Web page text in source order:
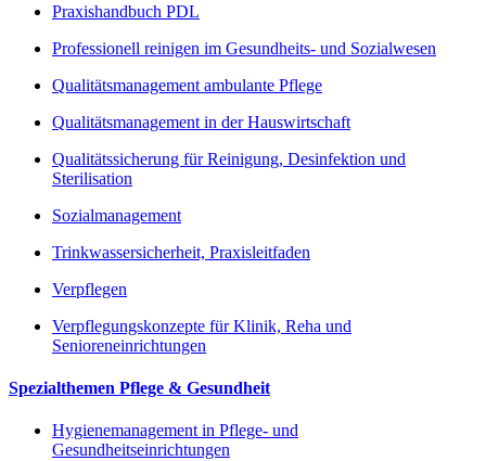
Praxishandbuch PDL
Professionell reinigen im Gesundheits- und Sozialwesen
Qualitätsmanagement ambulante Pflege
Qualitätsmanagement in der Hauswirtschaft
Qualitätssicherung für Reinigung, Desinfektion und
Sterilisation
Sozialmanagement
Trinkwassersicherheit, Praxisleitfaden
Verpflegen
Verpflegungskonzepte für Klinik, Reha und
Senioreneinrichtungen
Spezialthemen Pflege & Gesundheit
Hygienemanagement in Pflege- und
Gesundheitseinrichtungen